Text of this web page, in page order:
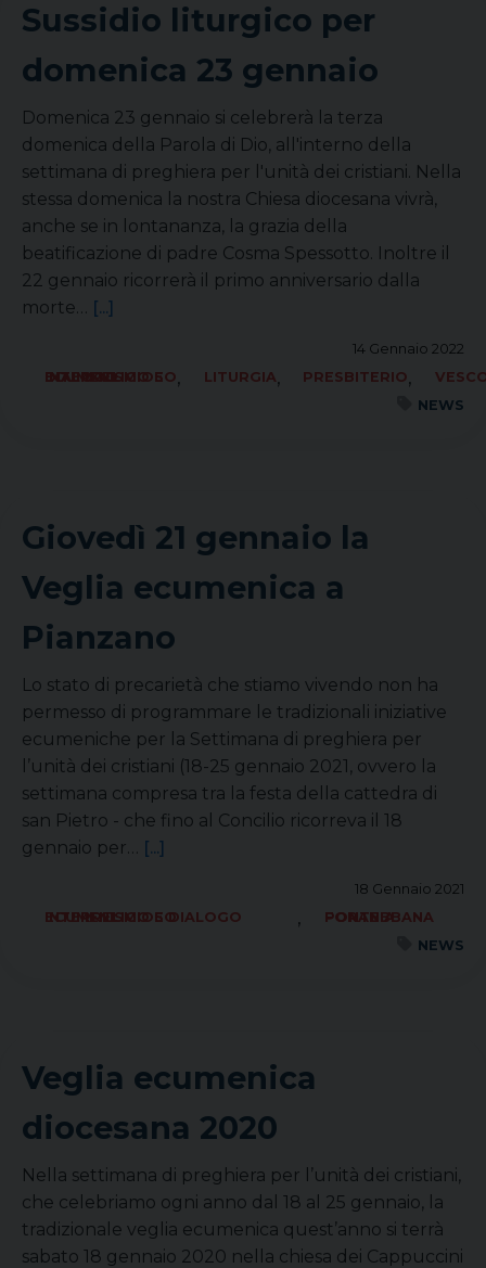
Sussidio liturgico per
domenica 23 gennaio
Domenica 23 gennaio si celebrerà la terza
domenica della Parola di Dio, all'interno della
settimana di preghiera per l'unità dei cristiani. Nella
stessa domenica la nostra Chiesa diocesana vivrà,
anche se in lontananza, la grazia della
beatificazione di padre Cosma Spessotto. Inoltre il
22 gennaio ricorrerà il primo anniversario dalla
morte… [...]
14 Gennaio 2022
ECUMENISMO E DIALOGO INTERRELIGIOSO, LITURGIA, PRESBITERIO,
NEWS
Giovedì 21 gennaio la
Veglia ecumenica a
Pianzano
Lo stato di precarietà che stiamo vivendo non ha
permesso di programmare le tradizionali iniziative
ecumeniche per la Settimana di preghiera per
l’unità dei cristiani (18-25 gennaio 2021, ovvero la
settimana compresa tra la festa della cattedra di
san Pietro - che fino al Concilio ricorreva il 18
gennaio per… [...]
18 Gennaio 2021
ECUMENISMO E DIALOGO INTERRELIGIOSO
,
FORANIA PONTEBBANA
NEWS
Veglia ecumenica
diocesana 2020
Nella settimana di preghiera per l’unità dei cristiani,
che celebriamo ogni anno dal 18 al 25 gennaio, la
tradizionale veglia ecumenica quest’anno si terrà
sabato 18 gennaio 2020 nella chiesa dei Cappuccini